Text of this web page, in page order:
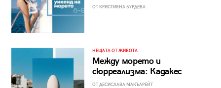
ОТ КРИСТИЯНА БУРДЕВА
НЕЩАТА ОТ ЖИВОТА
Между морето и
сюрреализма: Кадакес
ОТ ДЕСИСЛАВА МАКЪЛРЕЙТ